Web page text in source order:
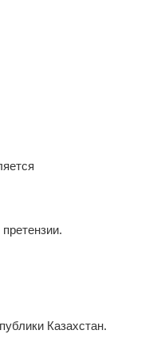
Казахстан.